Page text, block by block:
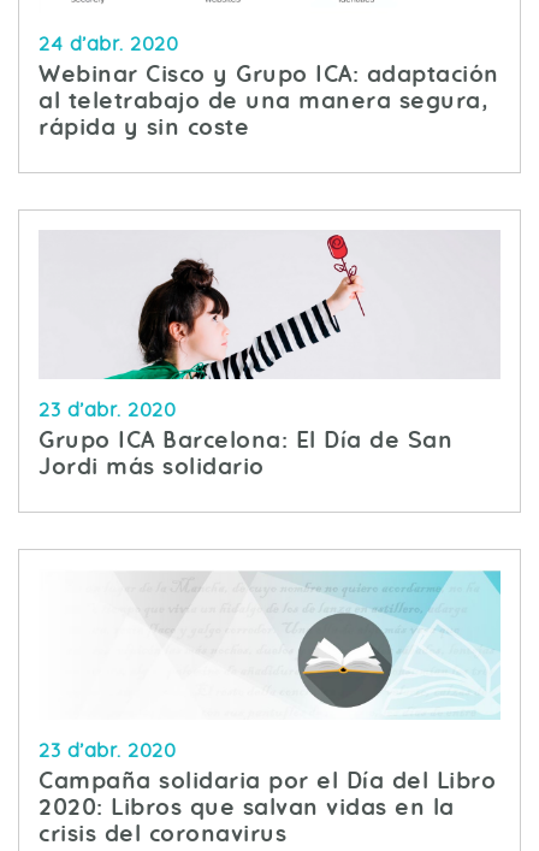
24 d’abr. 2020
Webinar Cisco y Grupo ICA: adaptación
al teletrabajo de una manera segura,
rápida y sin coste
23 d’abr. 2020
Grupo ICA Barcelona: El Día de San
Jordi más solidario
23 d’abr. 2020
Campaña solidaria por el Día del Libro
2020: Libros que salvan vidas en la
crisis del coronavirus